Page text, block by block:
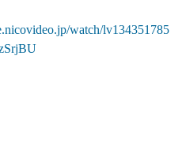
watch/lv134351785